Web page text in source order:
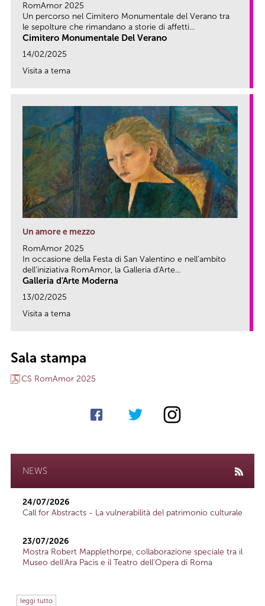
RomAmor 2025
Un percorso nel Cimitero Monumentale del Verano tra
le sepolture che rimandano a storie di affetti...
Cimitero Monumentale Del Verano
14/02/2025
Visita a tema
Un amore e mezzo
RomAmor 2025
In occasione della Festa di San Valentino e nell’ambito
dell’iniziativa RomAmor, la Galleria d'Arte...
Galleria d'Arte Moderna
13/02/2025
Visita a tema
Sala stampa
CS RomAmor 2025
NEWS
24/07/2026
Call for Abstracts - La vulnerabilità del patrimonio culturale
23/07/2026
Mostra Robert Mapplethorpe, collaborazione speciale tra il
Museo dell'Ara Pacis e il Teatro dell'Opera di Roma
leggi tutto